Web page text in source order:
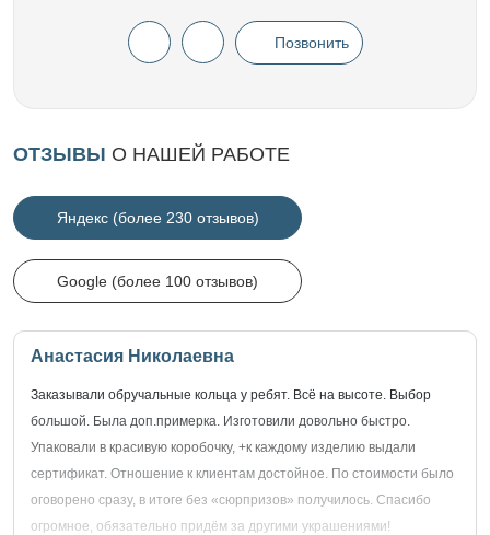
Позвонить
ОТЗЫВЫ О НАШЕЙ РАБОТЕ
Яндекс (более 230 отзывов)
Google (более 100 отзывов)
Анастасия Николаевна
Заказывали обручальные кольца у ребят. Всё на высоте. Выбор
большой. Была доп.примерка. Изготовили довольно быстро.
Упаковали в красивую коробочку, +к каждому изделию выдали
сертификат. Отношение к клиентам достойное. По стоимости было
оговорено сразу, в итоге без «сюрпризов» получилось. Спасибо
огромное, обязательно придём за другими украшениями!